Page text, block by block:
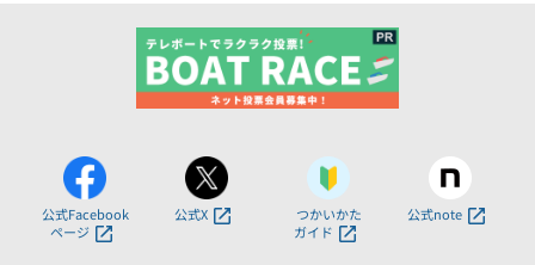
公式Facebook
ページ
公式X
つかいかた
ガイド
公式note